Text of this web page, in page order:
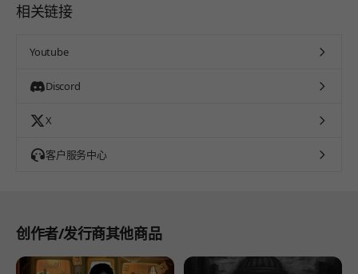
相关链接
Youtube
Discord
X
客户服务中心
创作者/发行商其他商品